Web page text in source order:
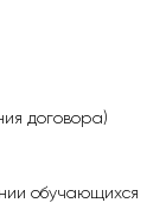
договора)
обучающихся